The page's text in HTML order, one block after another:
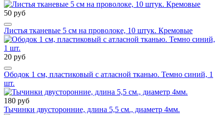
50 руб
Листья тканевые 5 см на проволоке, 10 штук. Кремовые
20 руб
Ободок 1 см, пластиковый с атласной тканью. Темно синий, 1
шт.
180 руб
Тычинки двусторонние, длина 5,5 см., диаметр 4мм.